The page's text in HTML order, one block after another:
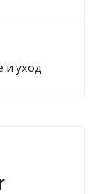
и уход